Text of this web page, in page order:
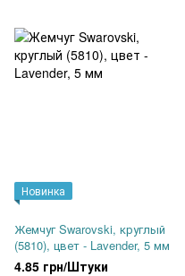
Новинка
Жемчуг Swarovski, круглый
(5810), цвет - Lavender, 5 мм
4.85 грн/Штуки